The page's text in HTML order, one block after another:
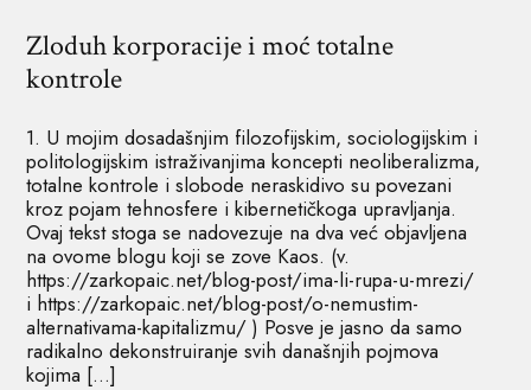
Zloduh korporacije i moć totalne
kontrole
1. U mojim dosadašnjim filozofijskim, sociologijskim i
politologijskim istraživanjima koncepti neoliberalizma,
totalne kontrole i slobode neraskidivo su povezani
kroz pojam tehnosfere i kibernetičkoga upravljanja.
Ovaj tekst stoga se nadovezuje na dva već objavljena
na ovome blogu koji se zove Kaos. (v.
https://zarkopaic.net/blog-post/ima-li-rupa-u-mrezi/
i https://zarkopaic.net/blog-post/o-nemustim-
alternativama-kapitalizmu/ ) Posve je jasno da samo
radikalno dekonstruiranje svih današnjih pojmova
kojima […]